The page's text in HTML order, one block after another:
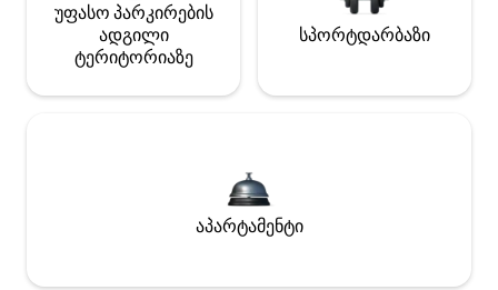
უფასო პარკირების
ადგილი
ტერიტორიაზე
სპორტდარბაზი
აპარტამენტი